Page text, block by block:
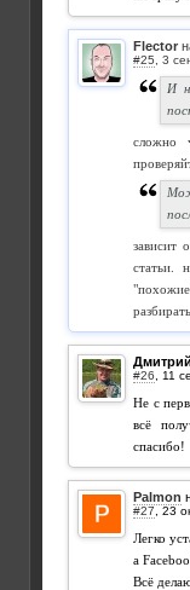
Flector
#25
И
сложно
зависит
статьи.
Дмитрий
#26
Не с
всё
спасибо!
Palmon
#27
Легко
а
Всё